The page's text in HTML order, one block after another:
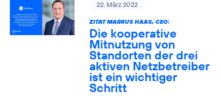
22. März 2022
ZITAT MARKUS HAAS, CEO:
Die kooperative
Mitnutzung von
Standorten der drei
aktiven Netzbetreiber
ist ein wichtiger
Schritt